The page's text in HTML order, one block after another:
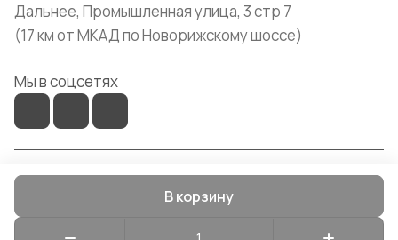
В корзину
Дальнее, Промышленная улица, 3 стр 7
(17 км от МКАД по Новорижскому шоссе)
Мы в соцсетях
Конфиденциальность Оферта